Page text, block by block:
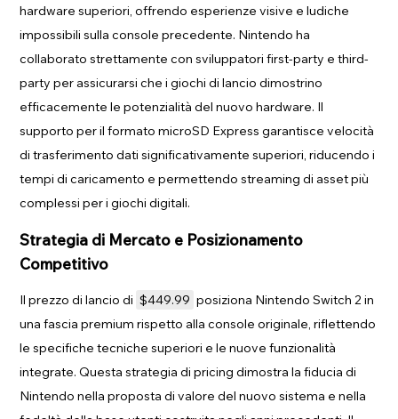
hardware superiori, offrendo esperienze visive e ludiche
impossibili sulla console precedente. Nintendo ha
collaborato strettamente con sviluppatori first-party e third-
party per assicurarsi che i giochi di lancio dimostrino
efficacemente le potenzialità del nuovo hardware. Il
supporto per il formato microSD Express garantisce velocità
di trasferimento dati significativamente superiori, riducendo i
tempi di caricamento e permettendo streaming di asset più
complessi per i giochi digitali.
Strategia di Mercato e Posizionamento
Competitivo
Il prezzo di lancio di $449.99 posiziona Nintendo Switch 2 in
una fascia premium rispetto alla console originale, riflettendo
le specifiche tecniche superiori e le nuove funzionalità
integrate. Questa strategia di pricing dimostra la fiducia di
Nintendo nella proposta di valore del nuovo sistema e nella